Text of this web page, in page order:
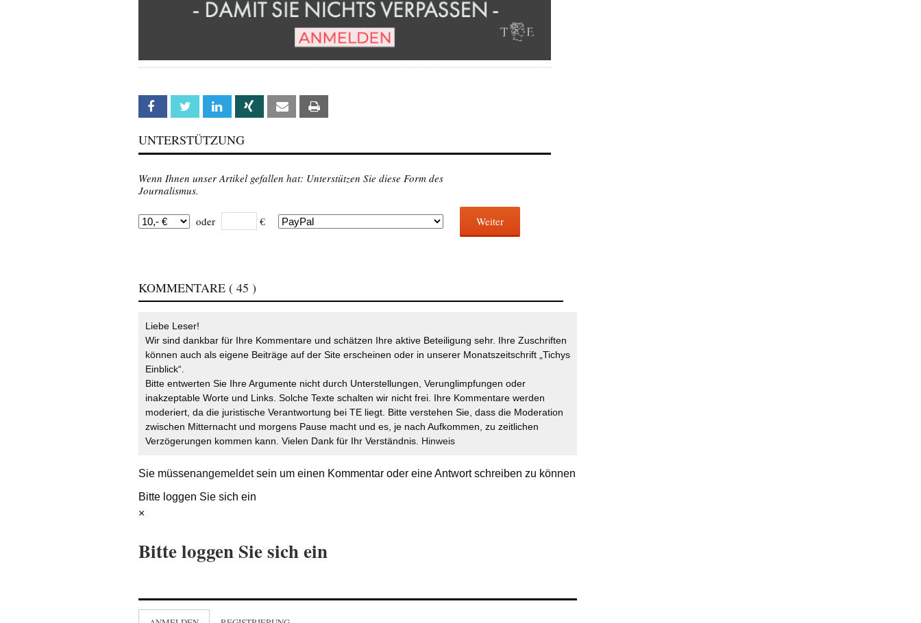
Facebook Twitter Linkedin Xing Email
UNTERSTÜTZUNG
Wenn Ihnen unser Artikel gefallen hat: Unterstützen Sie diese Form des
Journalismus.
oder € Weiter
KOMMENTARE ( 45 )
Liebe Leser!
Wir sind dankbar für Ihre Kommentare und schätzen Ihre aktive Beteiligung sehr. Ihre Zuschriften
können auch als eigene Beiträge auf der Site erscheinen oder in unserer Monatszeitschrift „Tichys
Einblick“.
Bitte entwerten Sie Ihre Argumente nicht durch Unterstellungen, Verunglimpfungen oder
inakzeptable Worte und Links. Solche Texte schalten wir nicht frei. Ihre Kommentare werden
moderiert, da die juristische Verantwortung bei TE liegt. Bitte verstehen Sie, dass die Moderation
zwischen Mitternacht und morgens Pause macht und es, je nach Aufkommen, zu zeitlichen
Verzögerungen kommen kann. Vielen Dank für Ihr Verständnis. Hinweis
Sie müssenangemeldetsein um einen Kommentar oder eine Antwort schreiben zu können
Bitte loggen Sie sich ein
×
Bitte loggen Sie sich ein